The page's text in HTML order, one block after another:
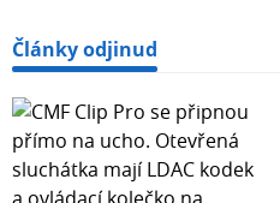
Články odjinud